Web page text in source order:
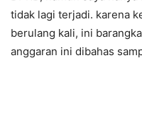
tidak lagi terjadi. karena
berulang kali, ini
anggaran ini dibahas